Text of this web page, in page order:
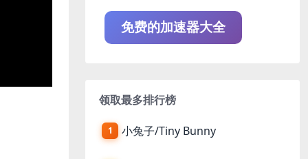
免费的加速器大全
领取最多排行榜
1 小兔子/Tiny Bunny